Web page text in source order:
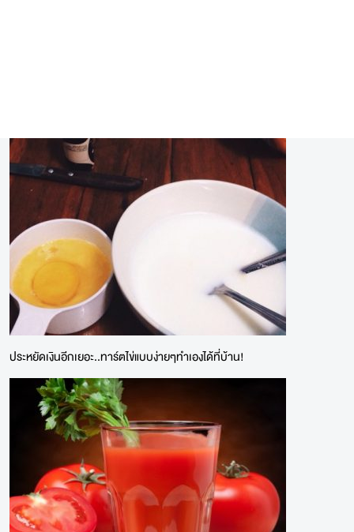
ประหยัดเงินอีกเยอะ..ทาร์ตไข่แบบง่ายๆทำเองได้ที่บ้าน!